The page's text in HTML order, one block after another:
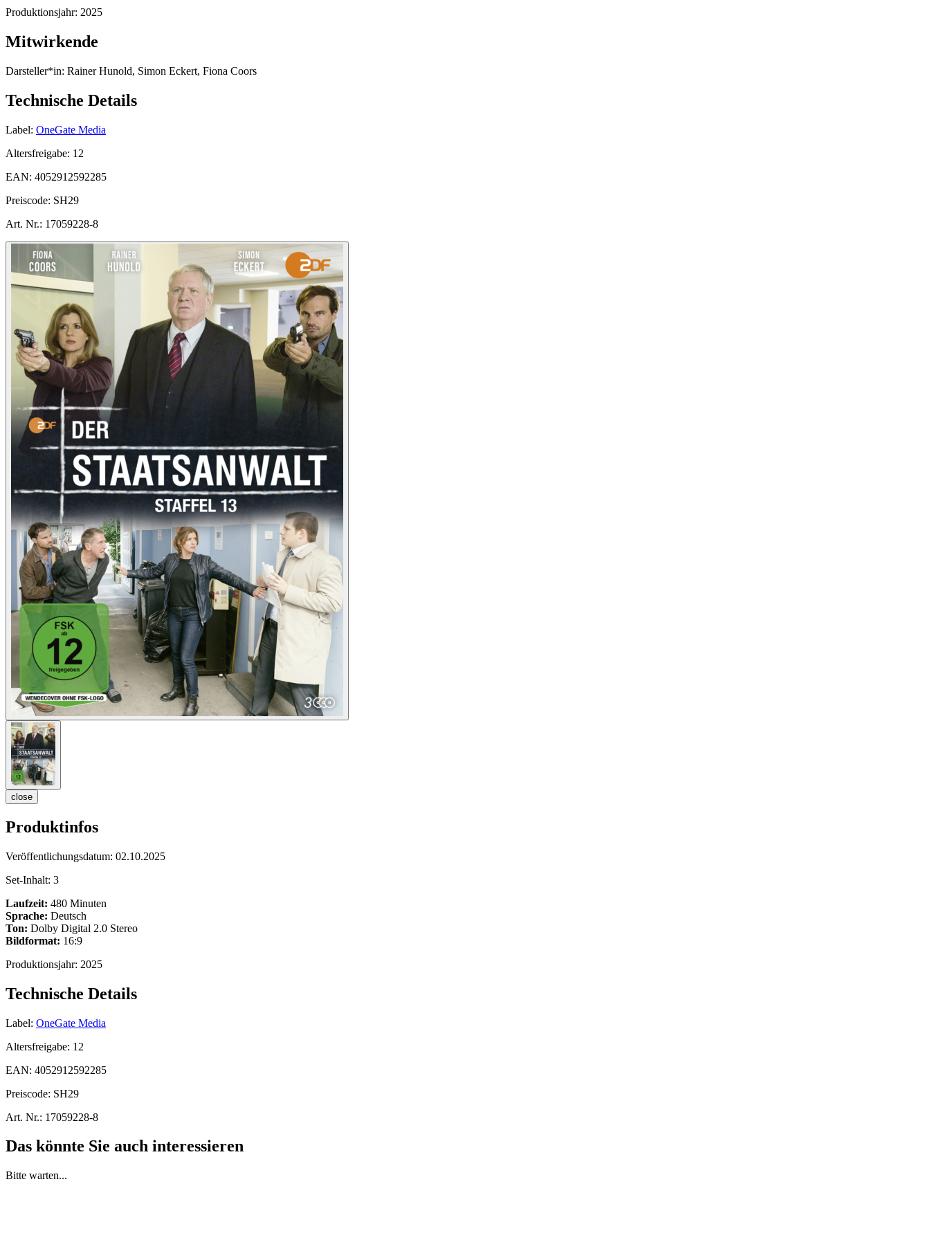
Produktionsjahr: 2025
Mitwirkende
Darsteller*in: Rainer Hunold, Simon Eckert, Fiona Coors
Technische Details
Label: OneGate Media
Altersfreigabe: 12
EAN: 4052912592285
Preiscode: SH29
Art. Nr.: 17059228-8
close
Produktinfos
Veröffentlichungsdatum: 02.10.2025
Set-Inhalt: 3
Laufzeit: 480 Minuten
Sprache: Deutsch
Ton: Dolby Digital 2.0 Stereo
Bildformat: 16:9
Produktionsjahr: 2025
Technische Details
Label: OneGate Media
Altersfreigabe: 12
EAN: 4052912592285
Preiscode: SH29
Art. Nr.: 17059228-8
Das könnte Sie auch interessieren
Bitte warten...